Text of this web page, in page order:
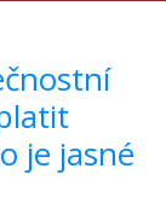
je jasné